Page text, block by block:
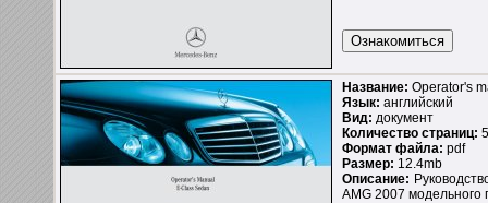
Название: Operator's
Язык: английский
Вид: документ
Количество страниц:
Формат файла: pdf
Размер: 12.4mb
Описание:
AMG 2007 модельного